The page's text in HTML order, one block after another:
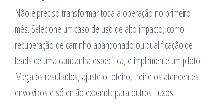
Não é preciso transformar toda a operação no primeiro
mês. Selecione um caso de uso de alto impacto, como
recuperação de carrinho abandonado ou qualificação de
leads de uma campanha específica, e implemente um piloto.
Meça os resultados, ajuste o roteiro, treine os atendentes
envolvidos e só então expanda para outros fluxos.